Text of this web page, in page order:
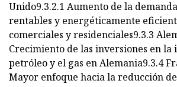
Unido9.3.2.1 Aumento de la
rentables y energéticamente
comerciales y residenciales9.3.3
Crecimiento de las inversiones en
petróleo y el gas en Alemania9.3.4
Mayor enfoque hacia la reducción